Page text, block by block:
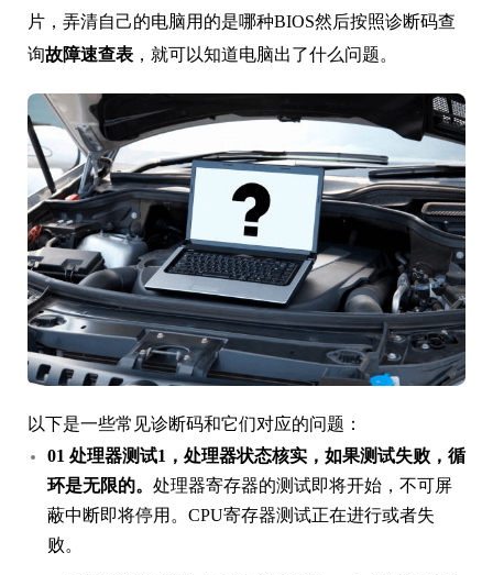
片，弄清自己的电脑用的是哪种BIOS然后按照诊断码查
询故障速查表 ，就可以知道电脑出了什么问题。
以下是一些常见诊断码和它们对应的问题：
01 处理器测试1，处理器状态核实，如果测试失败，循
环是无限的。 处理器寄存器的测试即将开始，不可屏
蔽中断即将停用。CPU寄存器测试正在进行或者失
败。